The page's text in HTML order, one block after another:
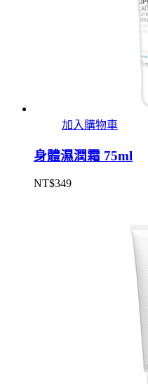
加入購物車
身體濕潤霜 75ml
NT$349